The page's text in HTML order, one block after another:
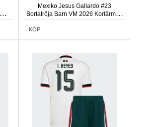
Mexiko Jesus Gallardo #23
Bortatröja Barn VM 2026 Kortärmad
(+ Korta byxor)
KÖP